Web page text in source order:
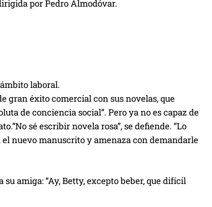
a
por Pedro Almodóvar.
laboral.
gran éxito comercial con sus novelas, que
de conciencia social”. Pero ya no es capaz de
sé escribir novela rosa”, se defiende. “Lo
nuevo manuscrito y amenaza con demandarle
amiga: “Ay, Betty, excepto beber, que difícil